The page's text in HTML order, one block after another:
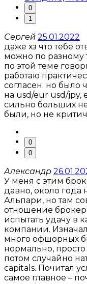
0
1
Сергей 25.01.2022
даже хз что тебе
можно по разному
по этой теме
работаю
согласен. но было
на usd/eur usd/jpy,
сильно больших
были, но не
0
0
Александр
У меня с этим
давно, около года
Альпари, но там
отношение
испытать удачу в
компании.
много офшорных
нормально,
потом случайно
capitals. Почитал
самое главное –